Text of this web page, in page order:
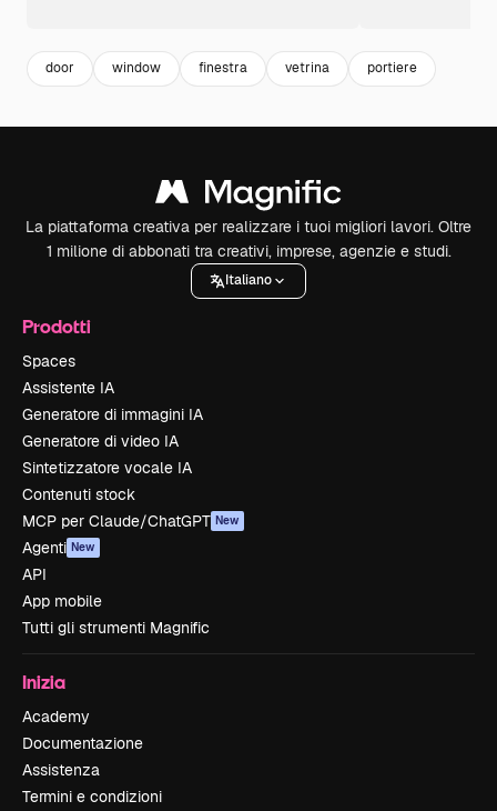
door window finestra vetrina portiere
La piattaforma creativa per realizzare i tuoi migliori lavori. Oltre
1 milione di abbonati tra creativi, imprese, agenzie e studi.
Italiano
Prodotti
Spaces
Assistente IA
Generatore di immagini IA
Generatore di video IA
Sintetizzatore vocale IA
Contenuti stock
MCP per Claude/ChatGPT New
Agenti New
API
App mobile
Tutti gli strumenti Magnific
Inizia
Academy
Documentazione
Assistenza
Termini e condizioni